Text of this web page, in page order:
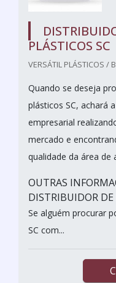
PLÁSTICOS SC
VERSÁTIL PLÁSTICOS /
Quando se deseja
plásticos SC, achará
empresarial
mercado e
qualidade da área de
OUTRAS
DISTRIBUIDOR DE
Se alguém procurar
SC com...